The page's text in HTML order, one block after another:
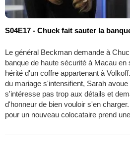
S04E17 - Chuck fait sauter la
Le général Beckman demande à
banque de haute sécurité à Macau
hérité d'un coffre appartenant à
du mariage s'intensifient, Sarah avoue
s'intéresse pas trop aux détails et
d'honneur de bien vouloir s'en
pour un nouveau colocataire prend